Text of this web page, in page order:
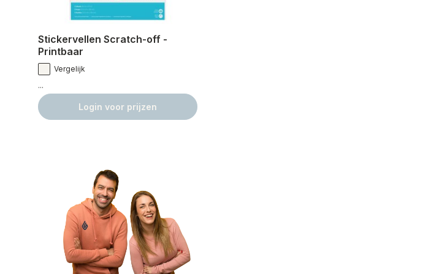
Stickervellen Scratch-off -
Printbaar
Vergelijk
...
Login voor prijzen